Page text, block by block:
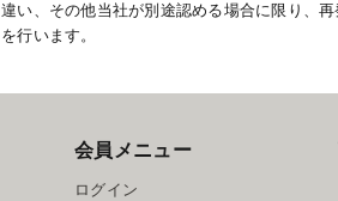
違い、その他当社が別途認める場合に限り、
を行います。
会員メニュー
ログイン